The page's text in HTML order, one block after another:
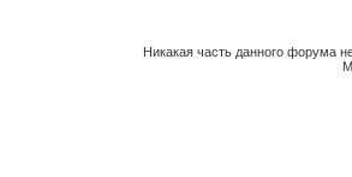
Никакая часть данного форума